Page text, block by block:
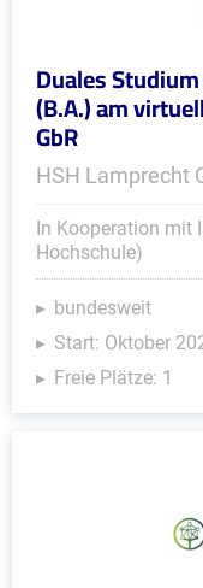
Duales
(B.A.) am
GbR
HSH Lamprecht
In Kooperation mit
Hochschule)
bundesweit
Start: Oktober
Freie Plätze: 1